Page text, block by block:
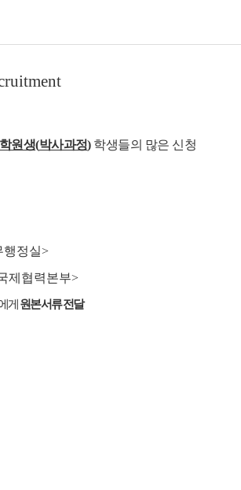
원생(박사과정) 학생들의 많은 신청
행정실>
제협력본부>
게 원본 서류 전달